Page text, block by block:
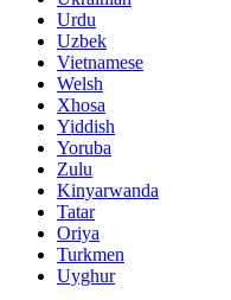
Urdu
Uzbek
Vietnamese
Welsh
Xhosa
Yiddish
Yoruba
Zulu
Kinyarwanda
Tatar
Oriya
Turkmen
Uyghur